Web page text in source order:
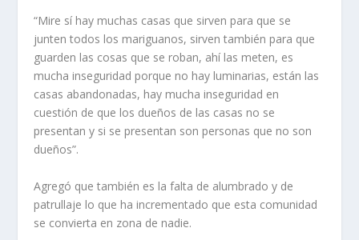
“Mire sí hay muchas casas que sirven para que se
junten todos los mariguanos, sirven también para que
guarden las cosas que se roban, ahí las meten, es
mucha inseguridad porque no hay luminarias, están las
casas abandonadas, hay mucha inseguridad en
cuestión de que los dueños de las casas no se
presentan y si se presentan son personas que no son
dueños”.
Agregó que también es la falta de alumbrado y de
patru­llaje lo que ha incrementado que esta comunidad
se con­vierta en zona de nadie.